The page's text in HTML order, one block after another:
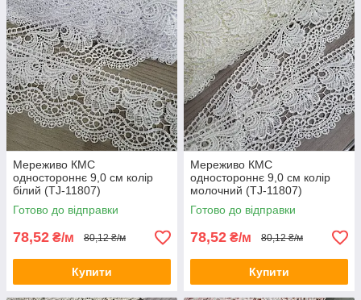
Мереживо КМС
одностороннє 9,0 см колір
білий (TJ-11807)
Готово до відправки
78,52 ₴/м 80,12 ₴/м
Купити
Мереживо КМС
одностороннє 9,0 см колір
молочний (TJ-11807)
Готово до відправки
78,52 ₴/м 80,12 ₴/м
Купити